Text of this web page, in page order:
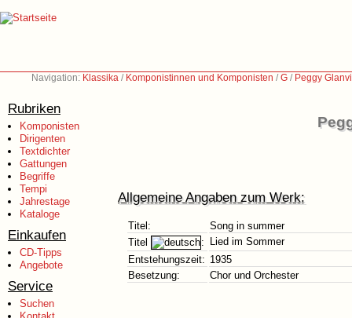
Navigation: Klassika / Komponistinnen und Komponisten /G / Peggy
Rubriken
Komponisten
Dirigenten
Textdichter
Gattungen
Begriffe
Tempi
Jahrestage
Kataloge
Einkaufen
CD-Tipps
Angebote
Service
Suchen
Allgemeine Angaben zum Werk:
Titel:
Song in summer
Titel
:
Lied im Sommer
Entstehungszeit: 1935
Besetzung:
Chor und Orchester